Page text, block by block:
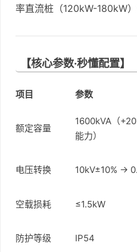
率直流桩（120kW-180kW）
【核心参数·秒懂配置】
项目 参数
额定容量
1600kVA（
能力）
电压转换 10kV±10% →
空载损耗 ≤1.5kW
防护等级 IP54